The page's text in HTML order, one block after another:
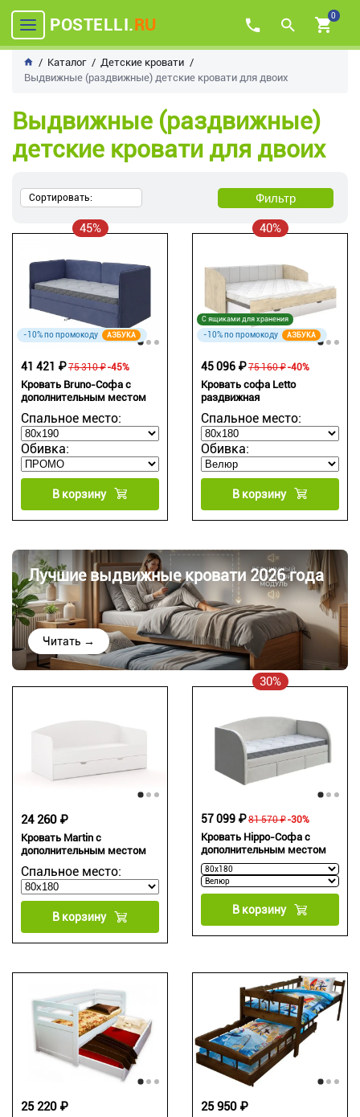
POSTELLI.RU 0
Каталог
Детские кровати
Выдвижные (раздвижные) детские кровати для двоих
Выдвижные (раздвижные)
детские кровати для двоих
Сортировать: Фильтр
45%
-10% по промокоду АЗБУКА
Кровать Bruno-Софа с
дополнительным местом
Спальное место:
Обивка:
75 310 ₽
41 421 ₽ -45%
В корзину
40%
С ящиками для хранения
-10% по промокоду АЗБУКА
Кровать софа Letto
раздвижная
Спальное место:
Обивка:
75 160 ₽
45 096 ₽ -40%
В корзину
Лучшие выдвижные кровати 2026 года
Читать →
Кровать Martin с
дополнительным местом
Спальное место:
24 260 ₽
В корзину
30%
Кровать Hippo-Софа с
дополнительным местом
81 570 ₽
57 099 ₽ -30%
В корзину
25 220 ₽ 25 950 ₽